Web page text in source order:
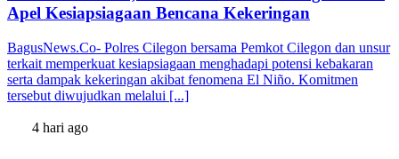
Apel Kesiapsiagaan Bencana Kekeringan
BagusNews.Co- Polres Cilegon bersama Pemkot Cilegon dan unsur
terkait memperkuat kesiapsiagaan menghadapi potensi kebakaran
serta dampak kekeringan akibat fenomena El Niño. Komitmen
tersebut diwujudkan melalui [...]
4 hari ago